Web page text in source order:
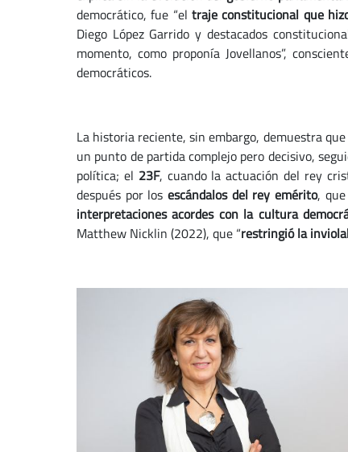
democrático, fue “el traje constitucional que
Diego López Garrido y destacados
momento, como proponía Jovellanos”,
democráticos.
La historia reciente, sin embargo, demuestra
un punto de partida complejo pero decisivo,
política; el 23F, cuando la actuación del rey
después por losescándalos del rey emérito,
interpretaciones acordes con la cultura
Matthew Nicklin (2022), que “restringió la